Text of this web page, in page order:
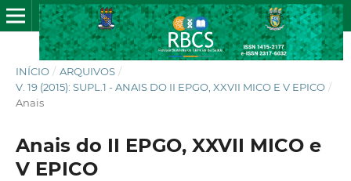
INÍCIO / ARQUIVOS /
V. 19 (2015): SUPL.1 - ANAIS DO II EPGO, XXVII MICO E V EPICO /
Anais
Anais do II EPGO, XXVII MICO e
V EPICO